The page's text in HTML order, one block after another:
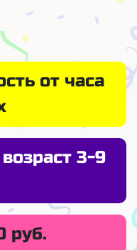
от часа
3-9
руб.